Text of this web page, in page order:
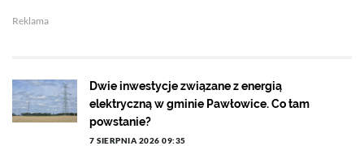
Reklama
Dwie inwestycje związane z energią
elektryczną w gminie Pawłowice. Co tam
powstanie?
7 SIERPNIA 2026 09:35